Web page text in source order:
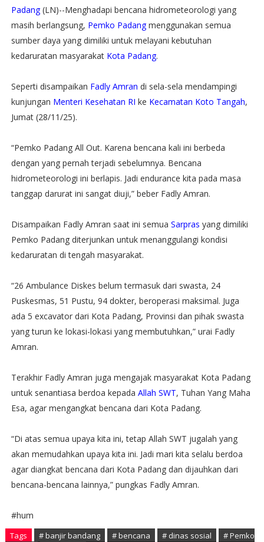
Padang(LN)--Menghadapi bencana hidrometeorologi yang
masih berlangsung, Pemko Padangmenggunakan semua
sumber daya yang dimiliki untuk melayani kebutuhan
kedaruratan masyarakat Kota Padang.
Seperti disampaikan Fadly Amran di sela-sela mendampingi
kunjungan Menteri Kesehatan RI ke Kecamatan Koto Tangah,
Jumat (28/11/25).
“Pemko Padang All Out. Karena bencana kali ini berbeda
dengan yang pernah terjadi sebelumnya. Bencana
hidrometeorologi ini berlapis. Jadi endurance kita pada masa
tanggap darurat ini sangat diuji,” beber Fadly Amran.
Disampaikan Fadly Amran saat ini semua Sarpras yang dimiliki
Pemko Padang diterjunkan untuk menanggulangi kondisi
kedaruratan di tengah masyarakat.
“26 Ambulance Diskes belum termasuk dari swasta, 24
Puskesmas, 51 Pustu, 94 dokter, beroperasi maksimal. Juga
ada 5 excavator dari Kota Padang, Provinsi dan pihak swasta
yang turun ke lokasi-lokasi yang membutuhkan,” urai Fadly
Amran.
Terakhir Fadly Amran juga mengajak masyarakat Kota Padang
untuk senantiasa berdoa kepada Allah SWT, Tuhan Yang Maha
Esa, agar mengangkat bencana dari Kota Padang.
“Di atas semua upaya kita ini, tetap Allah SWT jugalah yang
akan memudahkan upaya kita ini. Jadi mari kita selalu berdoa
agar diangkat bencana dari Kota Padang dan dijauhkan dari
bencana-bencana lainnya,” pungkas Fadly Amran.
#hum
Tags # banjir bandang # bencana # dinas sosial
# Pemko